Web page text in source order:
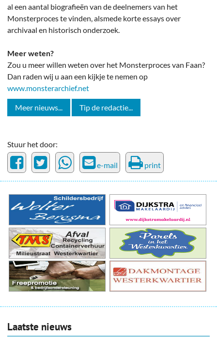
al een aantal biografieën van de deelnemers van het
Monsterproces te vinden, alsmede korte essays over
archivaal en historisch onderzoek.
Meer weten?
Zou u meer willen weten over het Monsterproces van Faan?
Dan raden wij u aan een kijkje te nemen op
www.monsterarchief.net
Meer nieuws... Tip de redactie...
Stuur het door:
e-mail print
Laatste nieuws